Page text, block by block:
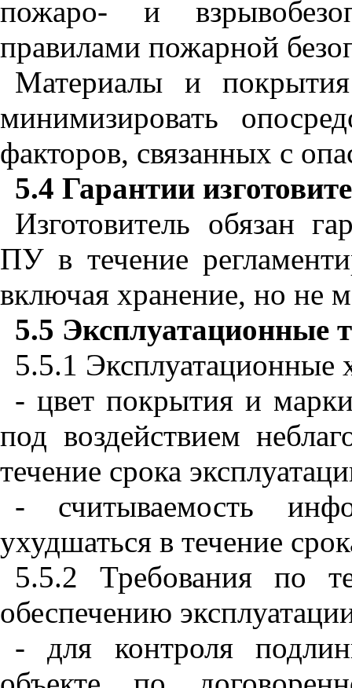
пожаро- и
правилами пожарной
Материалы и
минимизировать
факторов, связанных с
5.4 Гарантии
Изготовитель обязан
ПУ в течение
включая хранение, но не
5.5 Эксплуатационные
5.5.1 Эксплуатационные
- цвет покрытия и
под воздействием
течение срока
- считываемость
ухудшаться в течение
5.5.2 Требования по
обеспечению
- для контроля